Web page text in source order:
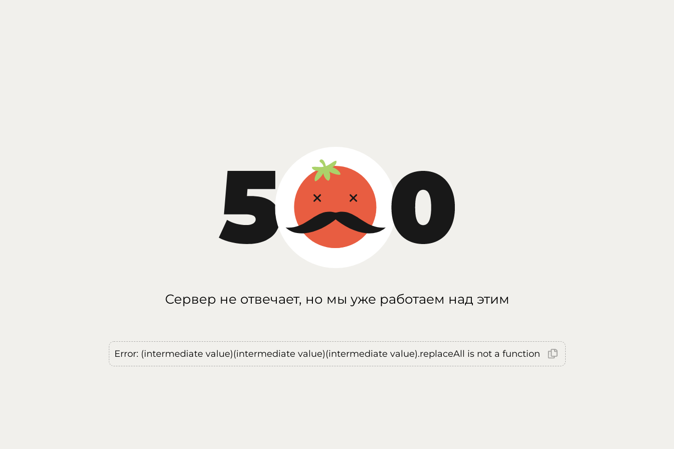
Сервер не отвечает, но мы уже работаем над этим
Error: (intermediate value)(intermediate value)(intermediate value).replaceAll is not a function